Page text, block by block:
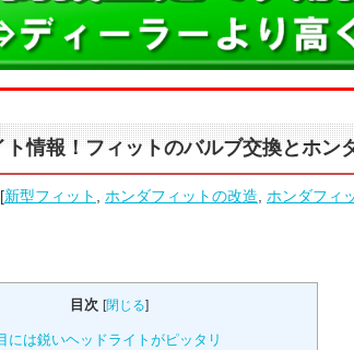
ト情報！フィットのバルブ交換とホン
[新型フィット ホンダフィットの改造 ホンダフィ
目次 [閉じる]
には鋭いヘッドライトがピッタリ